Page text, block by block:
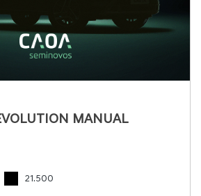
MANUAL
21.500